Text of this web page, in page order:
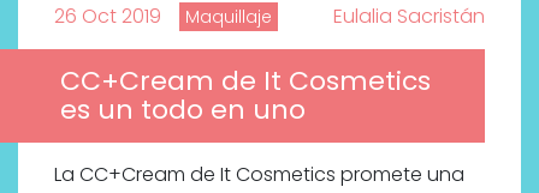
26 Oct 2019 Maquillaje Eulalia Sacristán
CC+Cream de It Cosmetics
es un todo en uno
La CC+Cream de It Cosmetics promete una